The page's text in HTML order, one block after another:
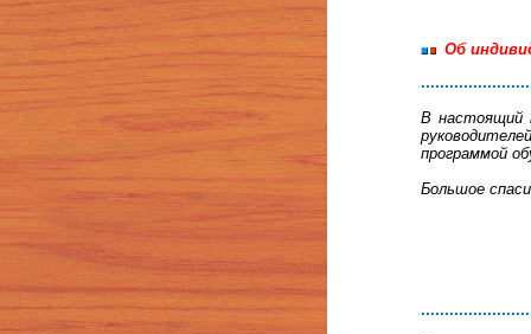
Об
В настоящий
программой
Большое